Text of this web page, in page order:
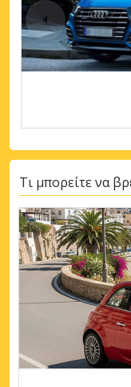
Τι μπορείτε να